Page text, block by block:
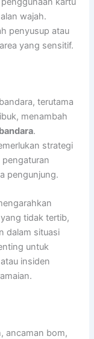
wajah.
penyusup atau
yang sensitif.
terutama
menambah
.
strategi
pengunjung.
tidak tertib,
dalam situasi
untuk
insiden
ancaman bom,